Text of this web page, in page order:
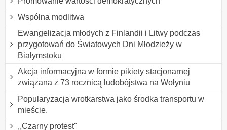
Wspólna modlitwa
Ewangelizacja młodych z Finlandii i Litwy podczas
przygotowań do Światowych Dni Młodzieży w
Białymstoku
Akcja informacyjna w formie pikiety stacjonarnej
związana z 73 rocznicą ludobójstwa na Wołyniu
Popularyzacja wrotkarstwa jako środka transportu w
mieście.
,,Czarny protest"